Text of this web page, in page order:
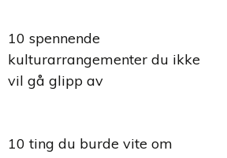
10 spennende
kulturarrangementer du ikke
vil gå glipp av
10 ting du burde vite om